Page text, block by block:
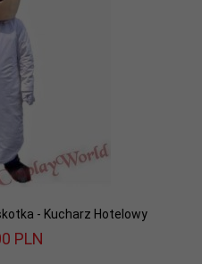
- Kucharz Hotelowy
PLN